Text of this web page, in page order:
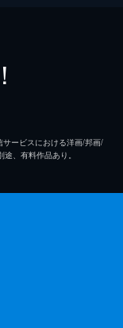
！
ービスにおける洋画/邦画/
、有料作品あり。